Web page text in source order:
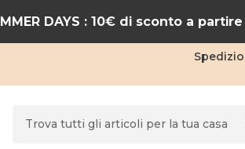
DAYS : 10€ di sconto a